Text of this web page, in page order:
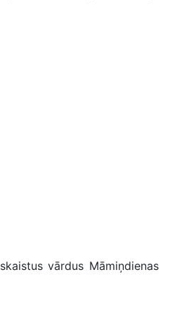
vārdus Māmiņdienas